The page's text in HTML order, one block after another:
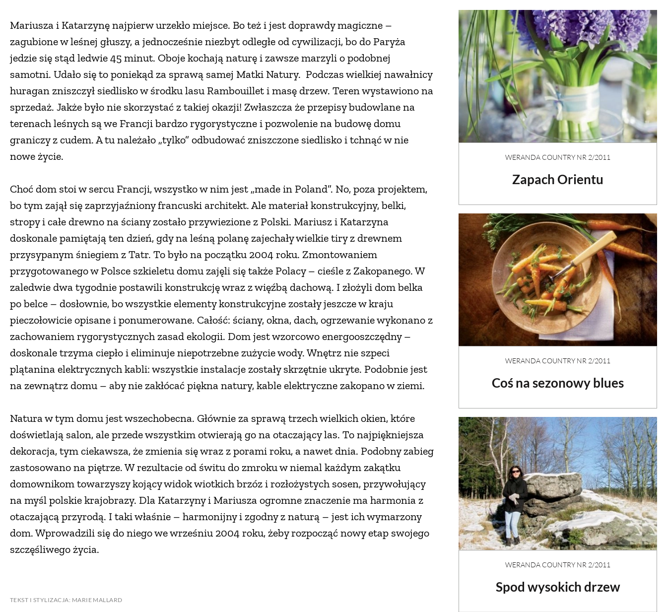
Mariusza i Katarzynę najpierw urzekło miejsce. Bo też i jest doprawdy magiczne –
zagubione w leśnej głuszy, a jednocześnie niezbyt odległe od cywilizacji, bo do Paryża
jedzie się stąd ledwie 45 minut. Oboje kochają naturę i zawsze marzyli o podobnej
samotni. Udało się to poniekąd za sprawą samej Matki Natury. Podczas wielkiej nawałnicy
huragan zniszczył siedlisko w środku lasu Rambouillet i masę drzew. Teren wystawiono na
sprzedaż. Jakże było nie skorzystać z takiej okazji! Zwłaszcza że przepisy budowlane na
terenach leśnych są we Francji bardzo rygorystyczne i pozwolenie na budowę domu
graniczy z cudem. A tu należało „tylko” odbudować zniszczone siedlisko i tchnąć w nie
nowe życie.
Choć dom stoi w sercu Francji, wszystko w nim jest „made in Poland”. No, poza projektem,
bo tym zajął się zaprzyjaźniony francuski architekt. Ale materiał konstrukcyjny, belki,
stropy i całe drewno na ściany zostało przywiezione z Polski. Mariusz i Katarzyna
doskonale pamiętają ten dzień, gdy na leśną polanę zajechały wielkie tiry z drewnem
przysypanym śniegiem z Tatr. To było na początku 2004 roku. Zmontowaniem
przygotowanego w Polsce szkieletu domu zajęli się także Polacy – cieśle z Zakopanego. W
zaledwie dwa tygodnie postawili konstrukcję wraz z więźbą dachową. I złożyli dom belka
po belce – dosłownie, bo wszystkie elementy konstrukcyjne zostały jeszcze w kraju
pieczołowicie opisane i ponumerowane. Całość: ściany, okna, dach, ogrzewanie wykonano z
zachowaniem rygorystycznych zasad ekologii. Dom jest wzorcowo energooszczędny –
doskonale trzyma ciepło i eliminuje niepotrzebne zużycie wody. Wnętrz nie szpeci
plątanina elektrycznych kabli: wszystkie instalacje zostały skrzętnie ukryte. Podobnie jest
na zewnątrz domu – aby nie zakłócać piękna natury, kable elektryczne zakopano w ziemi.
Natura w tym domu jest wszechobecna. Głównie za sprawą trzech wielkich okien, które
doświetlają salon, ale przede wszystkim otwierają go na otaczający las. To najpiękniejsza
dekoracja, tym ciekawsza, że zmienia się wraz z porami roku, a nawet dnia. Podobny zabieg
zastosowano na piętrze. W rezultacie od świtu do zmroku w niemal każdym zakątku
domownikom towarzyszy kojący widok wiotkich brzóz i rozłożystych sosen, przywołujący
na myśl polskie krajobrazy. Dla Katarzyny i Mariusza ogromne znaczenie ma harmonia z
otaczającą przyrodą. I taki właśnie – harmonijny i zgodny z naturą – jest ich wymarzony
dom. Wprowadzili się do niego we wrześniu 2004 roku, żeby rozpocząć nowy etap swojego
szczęśliwego życia.
TEKST I STYLIZACJA: MARIE MALLARD
WERANDA COUNTRY NR 2/2011
Zapach Orientu
WERANDA COUNTRY NR 2/2011
Coś na sezonowy blues
WERANDA COUNTRY NR 2/2011
Spod wysokich drzew